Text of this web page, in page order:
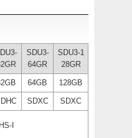
SDU3-
64GR
SDU3-1
28GR
64GB 128GB
SDXC SDXC
I